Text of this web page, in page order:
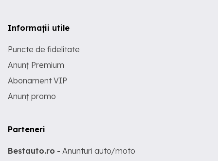
Informații utile
Puncte de fidelitate
Anunț Premium
Abonament VIP
Anunț promo
Parteneri
Bestauto.ro - Anunturi auto/moto